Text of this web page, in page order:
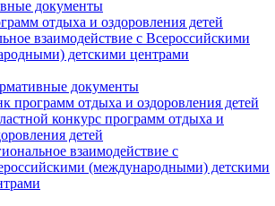
документы
отдыха и оздоровления детей
взаимодействие с Всероссийскими
детскими центрами
документы
программ отдыха и оздоровления детей
конкурс программ отдыха и
детей
взаимодействие с
(международными) детскими